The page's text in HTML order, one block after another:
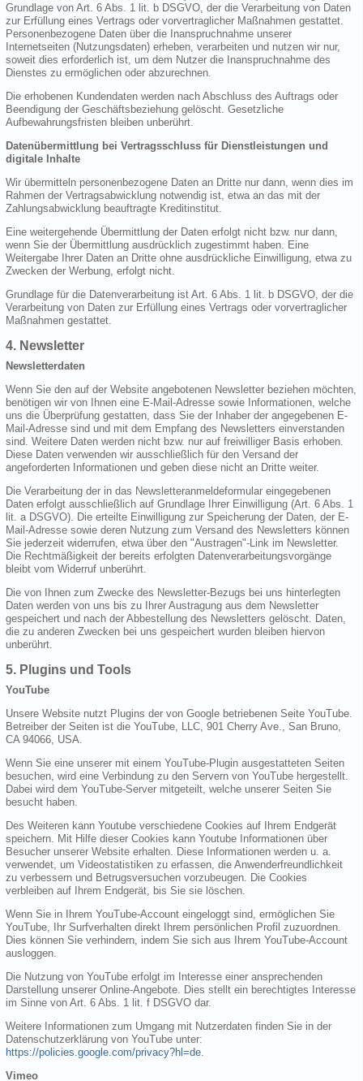
Grundlage von Art. 6 Abs. 1 lit. b DSGVO, der die Verarbeitung von Daten
zur Erfüllung eines Vertrags oder vorvertraglicher Maßnahmen gestattet.
Personenbezogene Daten über die Inanspruchnahme unserer
Internetseiten (Nutzungsdaten) erheben, verarbeiten und nutzen wir nur,
soweit dies erforderlich ist, um dem Nutzer die Inanspruchnahme des
Dienstes zu ermöglichen oder abzurechnen.
Die erhobenen Kundendaten werden nach Abschluss des Auftrags oder
Beendigung der Geschäftsbeziehung gelöscht. Gesetzliche
Aufbewahrungsfristen bleiben unberührt.
Datenübermittlung bei Vertragsschluss für Dienstleistungen und
digitale Inhalte
Wir übermitteln personenbezogene Daten an Dritte nur dann, wenn dies im
Rahmen der Vertragsabwicklung notwendig ist, etwa an das mit der
Zahlungsabwicklung beauftragte Kreditinstitut.
Eine weitergehende Übermittlung der Daten erfolgt nicht bzw. nur dann,
wenn Sie der Übermittlung ausdrücklich zugestimmt haben. Eine
Weitergabe Ihrer Daten an Dritte ohne ausdrückliche Einwilligung, etwa zu
Zwecken der Werbung, erfolgt nicht.
Grundlage für die Datenverarbeitung ist Art. 6 Abs. 1 lit. b DSGVO, der die
Verarbeitung von Daten zur Erfüllung eines Vertrags oder vorvertraglicher
Maßnahmen gestattet.
4. Newsletter
Newsletterdaten
Wenn Sie den auf der Website angebotenen Newsletter beziehen möchten,
benötigen wir von Ihnen eine E-Mail-Adresse sowie Informationen, welche
uns die Überprüfung gestatten, dass Sie der Inhaber der angegebenen E-
Mail-Adresse sind und mit dem Empfang des Newsletters einverstanden
sind. Weitere Daten werden nicht bzw. nur auf freiwilliger Basis erhoben.
Diese Daten verwenden wir ausschließlich für den Versand der
angeforderten Informationen und geben diese nicht an Dritte weiter.
Die Verarbeitung der in das Newsletteranmeldeformular eingegebenen
Daten erfolgt ausschließlich auf Grundlage Ihrer Einwilligung (Art. 6 Abs. 1
lit. a DSGVO). Die erteilte Einwilligung zur Speicherung der Daten, der E-
Mail-Adresse sowie deren Nutzung zum Versand des Newsletters können
Sie jederzeit widerrufen, etwa über den "Austragen"-Link im Newsletter.
Die Rechtmäßigkeit der bereits erfolgten Datenverarbeitungsvorgänge
bleibt vom Widerruf unberührt.
Die von Ihnen zum Zwecke des Newsletter-Bezugs bei uns hinterlegten
Daten werden von uns bis zu Ihrer Austragung aus dem Newsletter
gespeichert und nach der Abbestellung des Newsletters gelöscht. Daten,
die zu anderen Zwecken bei uns gespeichert wurden bleiben hiervon
unberührt.
5. Plugins und Tools
YouTube
Unsere Website nutzt Plugins der von Google betriebenen Seite YouTube.
Betreiber der Seiten ist die YouTube, LLC, 901 Cherry Ave., San Bruno,
CA 94066, USA.
Wenn Sie eine unserer mit einem YouTube-Plugin ausgestatteten Seiten
besuchen, wird eine Verbindung zu den Servern von YouTube hergestellt.
Dabei wird dem YouTube-Server mitgeteilt, welche unserer Seiten Sie
besucht haben.
Des Weiteren kann Youtube verschiedene Cookies auf Ihrem Endgerät
speichern. Mit Hilfe dieser Cookies kann Youtube Informationen über
Besucher unserer Website erhalten. Diese Informationen werden u. a.
verwendet, um Videostatistiken zu erfassen, die Anwenderfreundlichkeit
zu verbessern und Betrugsversuchen vorzubeugen. Die Cookies
verbleiben auf Ihrem Endgerät, bis Sie sie löschen.
Wenn Sie in Ihrem YouTube-Account eingeloggt sind, ermöglichen Sie
YouTube, Ihr Surfverhalten direkt Ihrem persönlichen Profil zuzuordnen.
Dies können Sie verhindern, indem Sie sich aus Ihrem YouTube-Account
ausloggen.
Die Nutzung von YouTube erfolgt im Interesse einer ansprechenden
Darstellung unserer Online-Angebote. Dies stellt ein berechtigtes Interesse
im Sinne von Art. 6 Abs. 1 lit. f DSGVO dar.
Weitere Informationen zum Umgang mit Nutzerdaten finden Sie in der
Datenschutzerklärung von YouTube unter:
https://policies.google.com/privacy?hl=de
Vimeo